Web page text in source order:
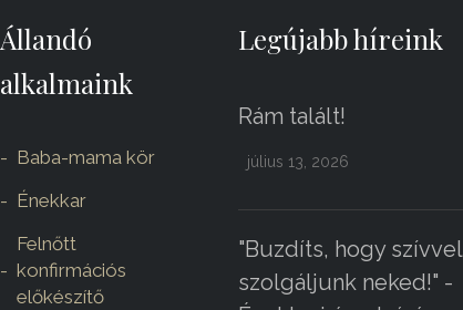
Állandó
alkalmaink
Baba-mama kör
Énekkar
Felnőtt
konfirmációs
előkészítő
Legújabb híreink
Rám talált!
július 13, 2026
"Buzdíts, hogy szívvel
szolgáljunk neked!" -